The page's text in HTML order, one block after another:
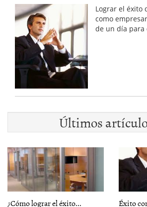
Lograr el éxito
como
de un día para
Últimos
¿Cómo lograr el éxito... Éxito